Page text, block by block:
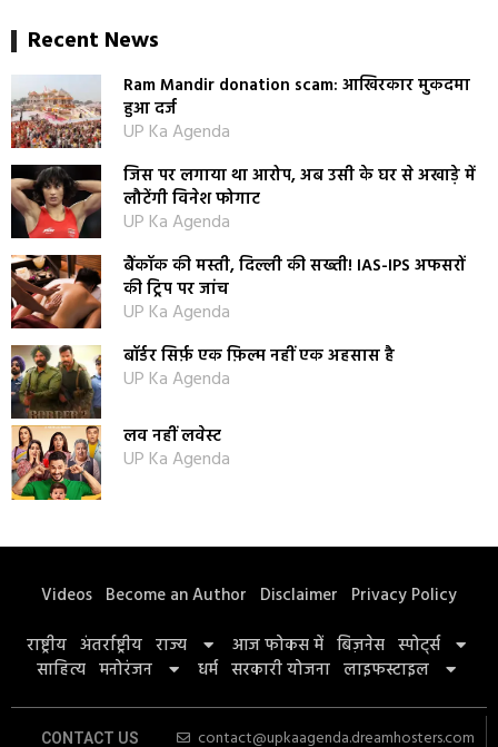
Recent News
Ram Mandir donation scam: आखिरकार मुकदमा
हुआ दर्ज
UP Ka Agenda
जिस पर लगाया था आरोप, अब उसी के घर से अखाड़े में
लौटेंगी विनेश फोगाट
UP Ka Agenda
बैंकॉक की मस्ती, दिल्ली की सख्ती! IAS-IPS अफसरों
की ट्रिप पर जांच
UP Ka Agenda
बॉर्डर सिर्फ़ एक फ़िल्म नहीं एक अहसास है
UP Ka Agenda
लव नहीं लवेस्ट
UP Ka Agenda
Videos Become an Author Disclaimer Privacy Policy
राष्ट्रीय अंतर्राष्ट्रीय राज्य आज फोकस में बिज़नेस स्पोर्ट्स
साहित्य मनोरंजन धर्म सरकारी योजना लाइफस्टाइल
CONTACT US contact@upkaagenda.dreamhosters.com